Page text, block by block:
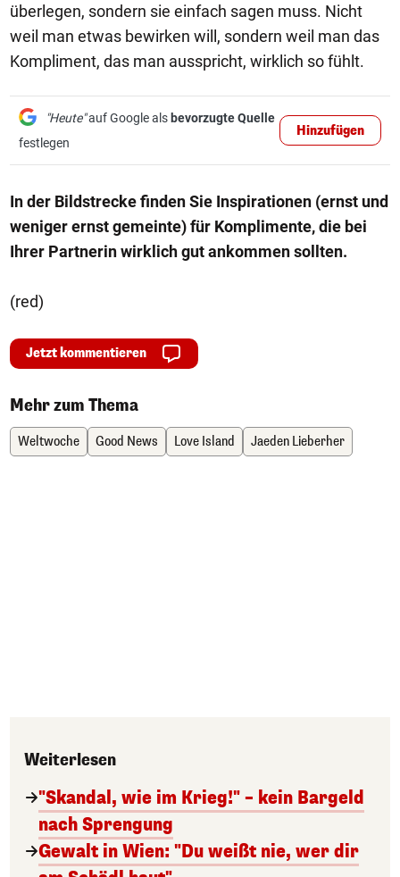
überlegen, sondern sie einfach sagen muss. Nicht
weil man etwas bewirken will, sondern weil man das
Kompliment, das man ausspricht, wirklich so fühlt.
"Heute"auf Google als bevorzugte Quelle
festlegen
Hinzufügen
In der Bildstrecke finden Sie Inspirationen (ernst und
weniger ernst gemeinte) für Komplimente, die bei
Ihrer Partnerin wirklich gut ankommen sollten.
(red)
Jetzt kommentieren
Mehr zum Thema
Weltwoche Good News Love Island Jaeden Lieberher
Weiterlesen
"Skandal, wie im Krieg!" – kein Bargeld
nach Sprengung
Gewalt in Wien: "Du weißt nie, wer dir